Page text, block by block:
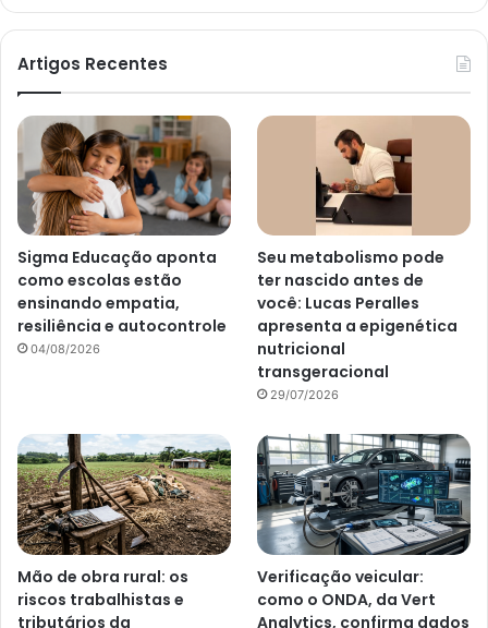
Artigos Recentes
Sigma Educação aponta
como escolas estão
ensinando empatia,
resiliência e autocontrole
04/08/2026
Seu metabolismo pode
ter nascido antes de
você: Lucas Peralles
apresenta a epigenética
nutricional
transgeracional
29/07/2026
Mão de obra rural: os
riscos trabalhistas e
tributários da
Verificação veicular:
como o ONDA, da Vert
Analytics, confirma dados